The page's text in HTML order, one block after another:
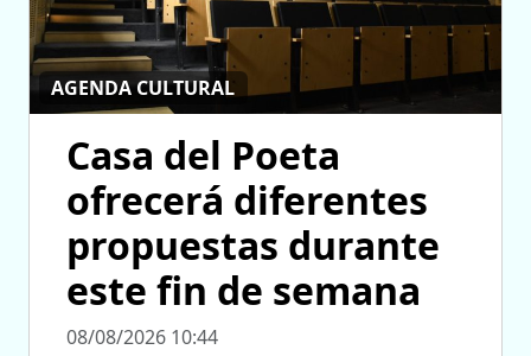
AGENDA CULTURAL
Casa del Poeta
ofrecerá diferentes
propuestas durante
este fin de semana
08/08/2026 10:44